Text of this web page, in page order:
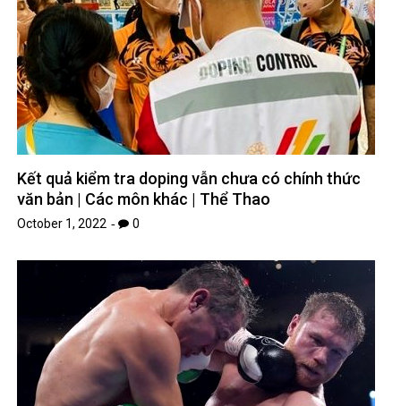
Kết quả kiểm tra doping vẫn chưa có chính thức
văn bản | Các môn khác | Thể Thao
October 1, 2022 0